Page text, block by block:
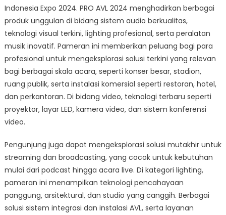
Lighting
dan
Musik
Indonesia Expo 2024. PRO AVL 2024 menghadirkan berbagai
produk unggulan di bidang sistem audio berkualitas,
teknologi visual terkini, lighting profesional, serta peralatan
musik inovatif. Pameran ini memberikan peluang bagi para
profesional untuk mengeksplorasi solusi terkini yang relevan
bagi berbagai skala acara, seperti konser besar, stadion,
ruang publik, serta instalasi komersial seperti restoran, hotel,
dan perkantoran. Di bidang video, teknologi terbaru seperti
proyektor, layar LED, kamera video, dan sistem konferensi
video.
Pengunjung juga dapat mengeksplorasi solusi mutakhir untuk
streaming dan broadcasting, yang cocok untuk kebutuhan
mulai dari podcast hingga acara live. Di kategori lighting,
pameran ini menampilkan teknologi pencahayaan
panggung, arsitektural, dan studio yang canggih. Berbagai
solusi sistem integrasi dan instalasi AVL, serta layanan